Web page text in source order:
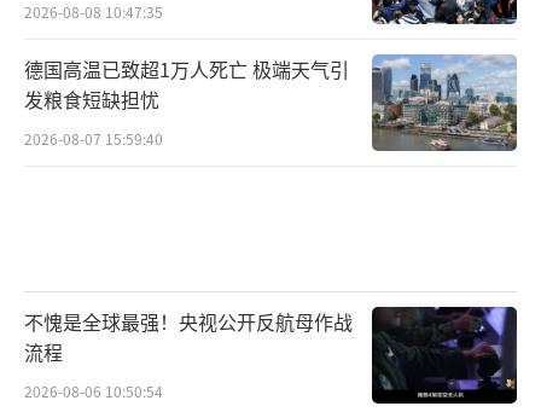
2026-08-08 10:47:35
德国高温已致超1万人死亡 极端天气引
发粮食短缺担忧
2026-08-07 15:59:40
不愧是全球最强！央视公开反航母作战
流程
2026-08-06 10:50:54